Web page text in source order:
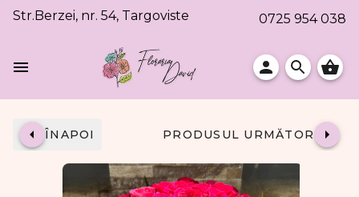
Str.Berzei, nr. 54, Targoviste 0725 954 038
ÎNAPOI PRODUSUL URMĂTOR